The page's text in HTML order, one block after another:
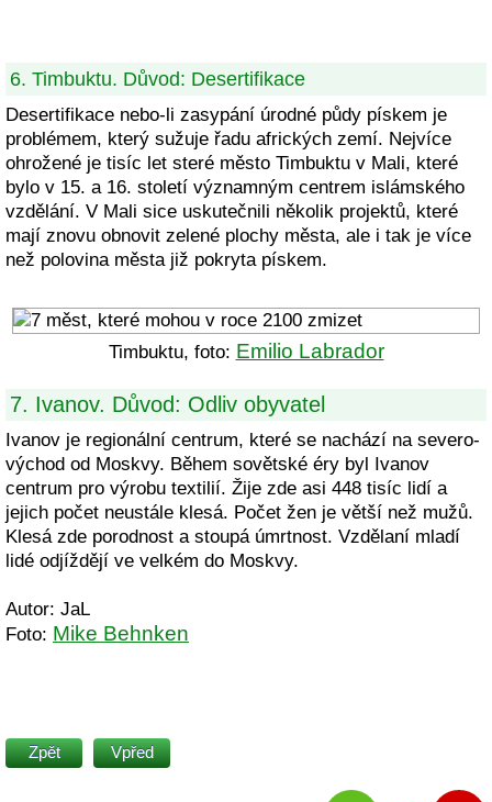
6. Timbuktu. Důvod: Desertifikace
Desertifikace nebo-li zasypání úrodné půdy pískem je
problémem, který sužuje řadu afrických zemí. Nejvíce
ohrožené je tisíc let steré město Timbuktu v Mali, které
bylo v 15. a 16. století významným centrem islámského
vzdělání. V Mali sice uskutečnili několik projektů, které
mají znovu obnovit zelené plochy města, ale i tak je více
než polovina města již pokryta pískem.
Timbuktu, foto: Emilio Labrador
7. Ivanov. Důvod: Odliv obyvatel
Ivanov je regionální centrum, které se nachází na severo-
východ od Moskvy. Během sovětské éry byl Ivanov
centrum pro výrobu textilií. Žije zde asi 448 tisíc lidí a
jejich počet neustále klesá. Počet žen je větší než mužů.
Klesá zde porodnost a stoupá úmrtnost. Vzdělaní mladí
lidé odjíždějí ve velkém do Moskvy.
Autor: JaL
Foto: Mike Behnken
Zpět Vpřed